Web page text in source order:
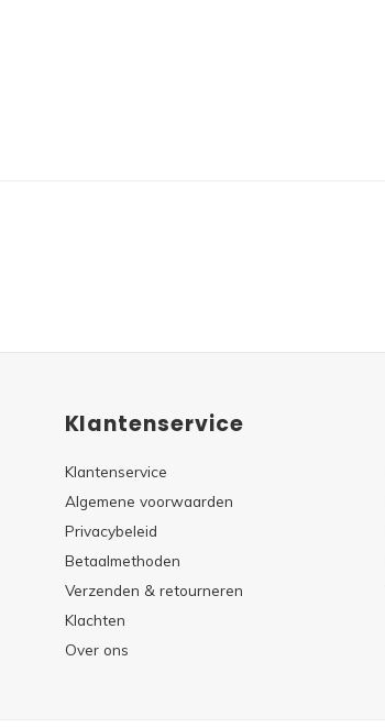
Klantenservice
Klantenservice
Algemene voorwaarden
Privacybeleid
Betaalmethoden
Verzenden & retourneren
Klachten
Over ons